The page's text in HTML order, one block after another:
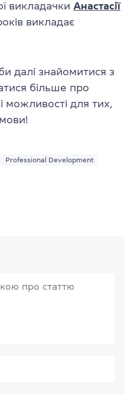
викладачки Анастасії
викладає
далі знайомитися з
більше про
можливості для тих,
Professional Development